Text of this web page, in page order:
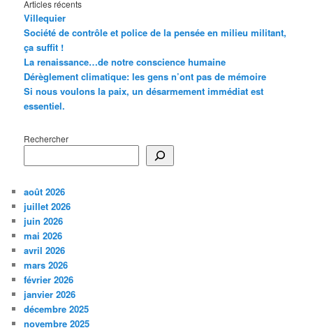
Articles récents
Villequier
Société de contrôle et police de la pensée en milieu militant,
ça suffit !
La renaissance…de notre conscience humaine
Dérèglement climatique: les gens n’ont pas de mémoire
Si nous voulons la paix, un désarmement immédiat est
essentiel.
Rechercher
août 2026
juillet 2026
juin 2026
mai 2026
avril 2026
mars 2026
février 2026
janvier 2026
décembre 2025
novembre 2025